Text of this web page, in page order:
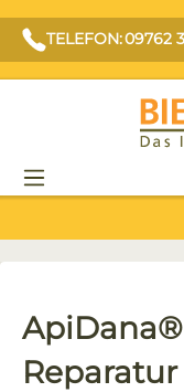
TELEFON: 09762